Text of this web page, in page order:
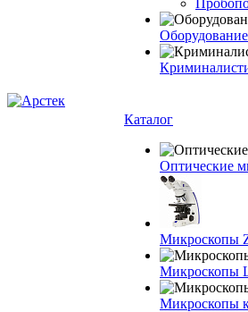
Каталог
Оптические
Микроскопы
Микроскопы
Микроскопы